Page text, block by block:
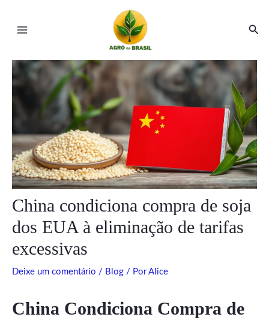
Menu
China condiciona compra de soja
dos EUA à eliminação de tarifas
excessivas
Deixe um comentário / Blog / PorAlice
China Condiciona Compra de